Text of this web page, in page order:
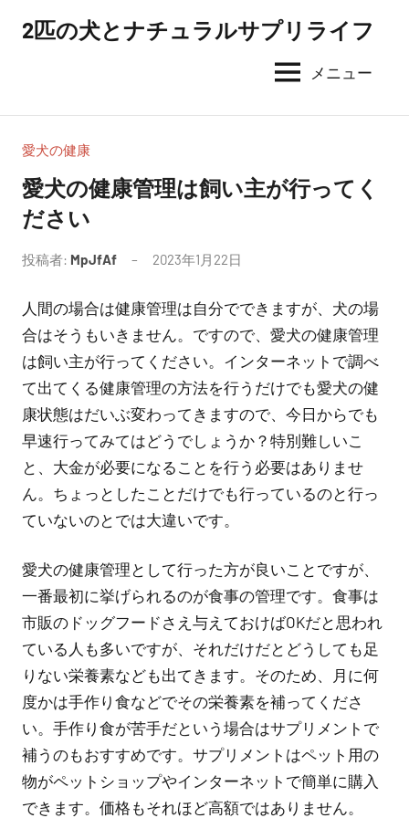
ツ
2匹の犬とナチュラルサプリライフ
メニュー
愛犬の健康
愛犬の健康管理は飼い主が行ってく
ださい
投稿者: MpJfAf 2023年1月22日
人間の場合は健康管理は自分でできますが、犬の場
合はそうもいきません。ですので、愛犬の健康管理
は飼い主が行ってください。インターネットで調べ
て出てくる健康管理の方法を行うだけでも愛犬の健
康状態はだいぶ変わってきますので、今日からでも
早速行ってみてはどうでしょうか？特別難しいこ
と、大金が必要になることを行う必要はありませ
ん。ちょっとしたことだけでも行っているのと行っ
ていないのとでは大違いです。
愛犬の健康管理として行った方が良いことですが、
一番最初に挙げられるのが食事の管理です。食事は
市販のドッグフードさえ与えておけばOKだと思われ
ている人も多いですが、それだけだとどうしても足
りない栄養素なども出てきます。そのため、月に何
度かは手作り食などでその栄養素を補ってくださ
い。手作り食が苦手だという場合はサプリメントで
補うのもおすすめです。サプリメントはペット用の
物がペットショップやインターネットで簡単に購入
できます。価格もそれほど高額ではありません。